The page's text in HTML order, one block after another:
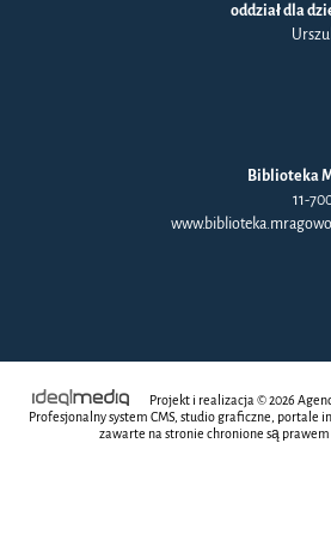
oddział dla
Biblioteka
11-
Projekt i realizacja © 2026
Profesjonalny system CMS, studio graficzne, portale
zawarte na stronie chronione są prawem